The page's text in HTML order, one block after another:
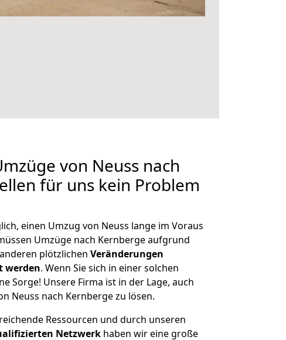
von Neuss nach
für uns kein Problem
einen Umzug von Neuss lange im Voraus
Umzüge nach Kernberge aufgrund
plötzlichen Veränderungen
werden. Wenn Sie sich in einer solchen
Sorge! Unsere Firma ist in der Lage, auch
Neuss nach Kernberge zu lösen.
Ressourcen und durch unseren
Netzwerk haben wir eine große